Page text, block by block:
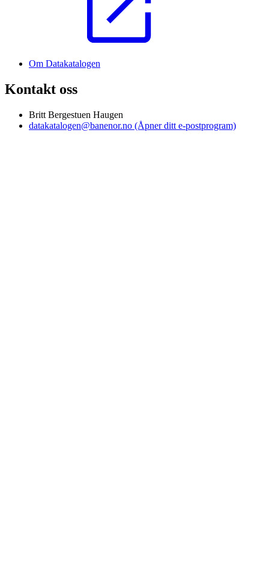
Om Datakatalogen
Kontakt oss
Britt Bergestuen Haugen
datakatalogen@banenor.no (Åpner ditt e-postprogram)